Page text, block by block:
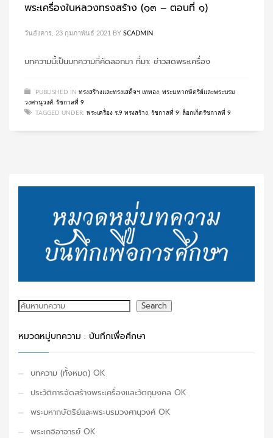
พระเครื่องในหลวงทรงสร้าง (๑๓ – ตอนที่ ๑)
วันอังคาร, 23 กุมภาพันธ์ 2021 BY SCADMIN
บทความนี้เป็นบทความที่คัดลอกมา ที่มา: ข่าวสดพระเครื่อง
PUBLISHED IN ทรงสร้างและทรงเสด็จฯ เททอง, พระมหากษัตริย์และพระบรม
วงศานุวงศ์, รัชกาลที่ 9
TAGGED UNDER: พระเครื่อง ร.9 ทรงสร้าง, รัชกาลที่ 9, ล็อกเก็ตรัชกาลที่ 9
ค้นหา Search
หมวดหมู่บทความ : บันทึกเพื่อศึกษา
บทความ (ทั้งหมด) OK
ประวัติการจัดสร้างพระเครื่องและวัตถุมงคล OK
พระมหากษัตริย์และพระบรมวงศานุวงศ์ OK
พระเกจิอาจารย์ OK